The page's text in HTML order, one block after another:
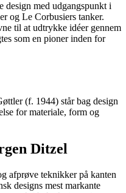
design med udgangspunkt i
og Le Corbusiers tanker.
til at udtrykke idéer gennem
som en pioner inden for
(f. 1944) står bag design
for materiale, form og
Ditzel
afprøve teknikker på kanten
designs mest markante